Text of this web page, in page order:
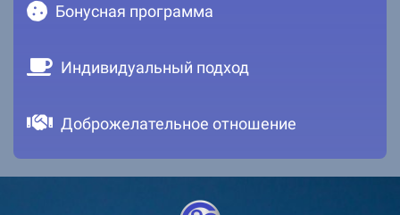
Бонусная программа
Индивидуальный подход
Доброжелательное отношение